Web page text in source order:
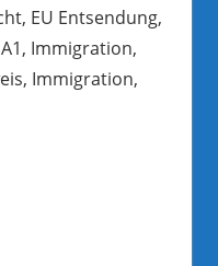
EU Entsendung,
Immigration,
Immigration,